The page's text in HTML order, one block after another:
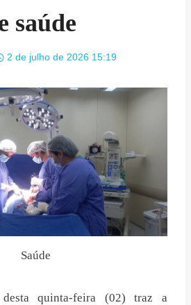
saúde
2 de julho de 2026 15:19
Saúde
quinta-feira (02) traz a